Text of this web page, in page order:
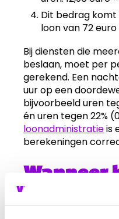
Dit bedrag
loon van 72
Bij diensten die
beslaan, moet per
gerekend. Een
uur op een
bijvoorbeeld uren
én uren tegen 22%
loonadministratieis
berekeningen
Wanneer
op